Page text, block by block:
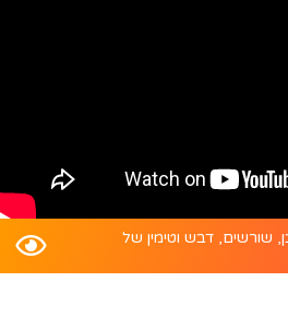
שורשים, דבש וטימין של